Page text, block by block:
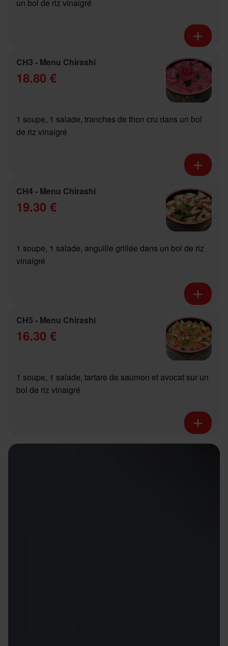
un bol de riz vinaigré
CH3 - Menu Chirashi
18.80 €
1 soupe, 1 salade, tranches de thon cru dans un bol
de riz vinaigré
CH4 - Menu Chirashi
19.30 €
1 soupe, 1 salade, anguille grillée dans un bol de riz
vinaigré
CH5 - Menu Chirashi
16.30 €
1 soupe, 1 salade, tartare de saumon et avocat sur un
bol de riz vinaigré